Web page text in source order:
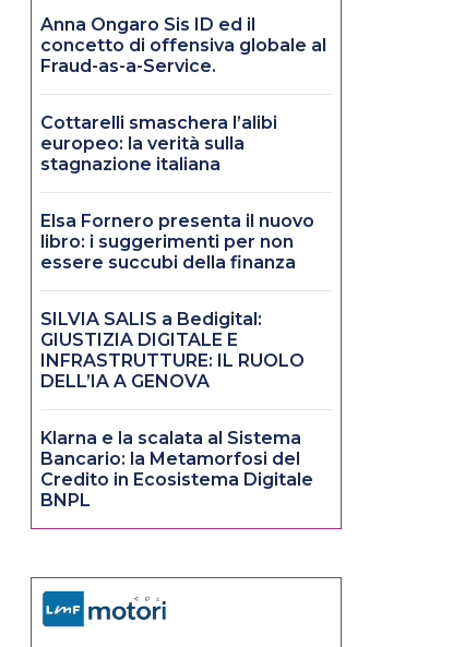
Anna Ongaro Sis ID ed il
concetto di offensiva globale al
Fraud-as-a-Service.
Cottarelli smaschera l’alibi
europeo: la verità sulla
stagnazione italiana
Elsa Fornero presenta il nuovo
libro: i suggerimenti per non
essere succubi della finanza
SILVIA SALIS a Bedigital:
GIUSTIZIA DIGITALE E
INFRASTRUTTURE: IL RUOLO
DELL’IA A GENOVA
Klarna e la scalata al Sistema
Bancario: la Metamorfosi del
Credito in Ecosistema Digitale
BNPL